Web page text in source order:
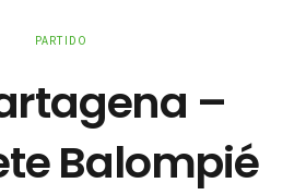
PARTIDO
–
Balompié